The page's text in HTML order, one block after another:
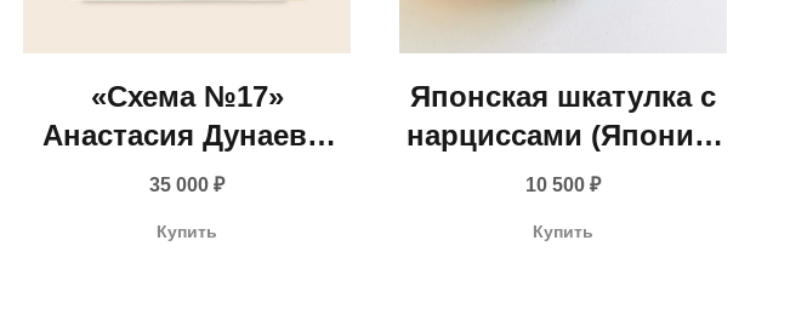
«Схема №17»
Анастасия Дунаева,
2025
35 000 ₽
Купить
Японская шкатулка с
нарциссами (Япония,
1960-е гг.)
10 500 ₽
Купить